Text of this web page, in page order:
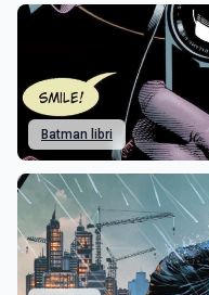
Batman libri